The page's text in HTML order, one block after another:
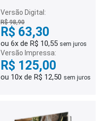
Versão Digital:
R$ 98,90
R$ 63,30
ou 6x de R$ 10,55 sem juros
Versão Impressa:
R$ 125,00
ou 10x de R$ 12,50 sem juros